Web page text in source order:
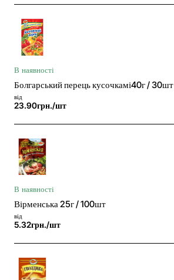
В наявності
Болгарський перець кусочкамі40г / 30шт
від
23.90грн./шт
В наявності
Вірменська 25г / 100шт
від
5.32грн./шт